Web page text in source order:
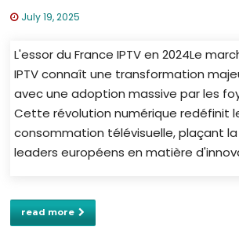
July 19, 2025
L'essor du France IPTV en 2024Le
IPTV connaît une transformation
avec une adoption massive par les
Cette révolution numérique redéfinit
consommation télévisuelle, plaçant la
leaders européens en matière
read more